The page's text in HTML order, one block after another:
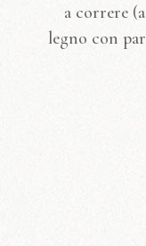
a correre
legno con